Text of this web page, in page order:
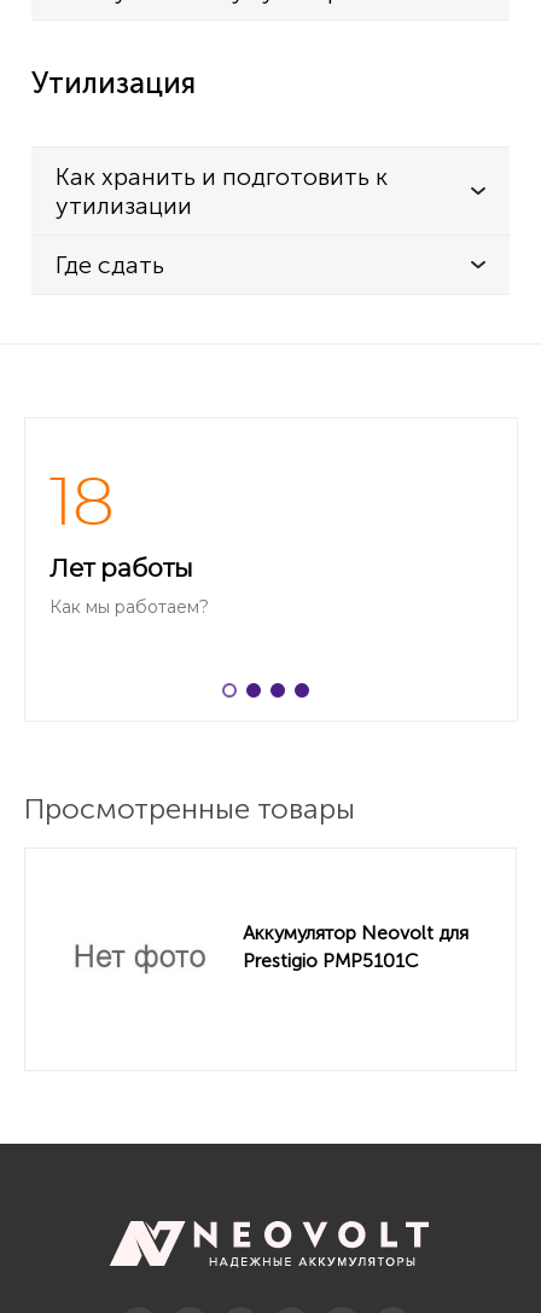
Утилизация
Как хранить и подготовить к
утилизации
Где сдать
18
Лет работы
Как мы работаем?
Просмотренные товары
Аккумулятор Neovolt для
Prestigio PMP5101C